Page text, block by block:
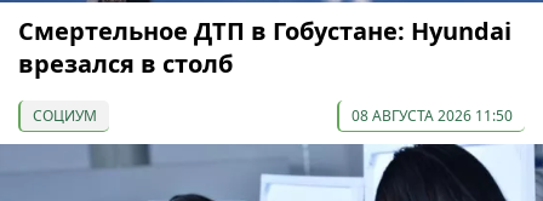
Смертельное ДТП в Гобустане: Hyundai
врезался в столб
СОЦИУМ 08 АВГУСТА 2026 11:50